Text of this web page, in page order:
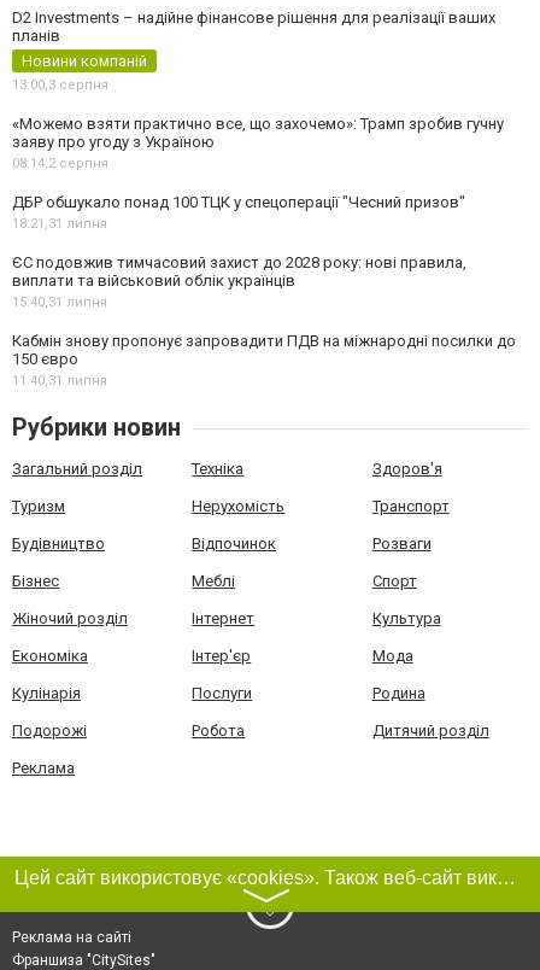
D2 Investments – надійне фінансове рішення для реалізації ваших
планів
Новини компаній
13:00,3 серпня
«Можемо взяти практично все, що захочемо»: Трамп зробив гучну
заяву про угоду з Україною
08:14,2 серпня
ДБР обшукало понад 100 ТЦК у спецоперації "Чесний призов"
18:21,31 липня
ЄС подовжив тимчасовий захист до 2028 року: нові правила,
виплати та військовий облік українців
15:40,31 липня
Кабмін знову пропонує запровадити ПДВ на міжнародні посилки до
150 євро
11:40,31 липня
Рубрики новин
Загальний розділ Техніка Здоров'я
Туризм Нерухомість Транспорт
Будівництво Відпочинок Розваги
Бізнес Меблі Спорт
Жіночий розділ Інтернет Культура
Економіка Інтер'єр Мода
Кулінарія Послуги Родина
Подорожі Робота Дитячий розділ
Реклама
Цей сайт використовує «cookies». Також веб-сайт використовує інтернет-сервіс для збору технічних даних стосовно відвідувачів з метою отримання маркетингової та статистичної інформації. Умови обробки даних відвідувачів сайту див.
〉
Реклама на сайті
Франшиза "CitySites"